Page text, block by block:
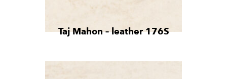
Taj Mahon – leather 176S